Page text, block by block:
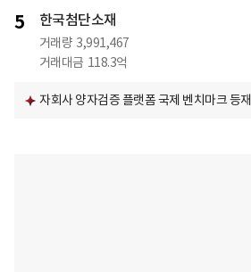
5 한국첨단소재
거래량 3,991,467
거래대금 118.3억
자회사 양자검증 플랫폼 국제 벤치마크 등재